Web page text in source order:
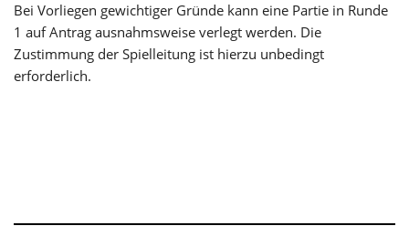
Bei Vorliegen gewichtiger Gründe kann eine Partie in Runde
1 auf Antrag ausnahmsweise verlegt werden. Die
Zustimmung der Spielleitung ist hierzu unbedingt
erforderlich.